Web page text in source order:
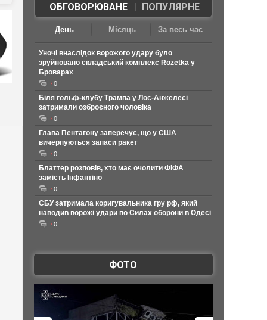
ОБГОВОРЮВАНЕ| ПОПУЛЯРНЕ
День Місяць За весь час
Уночі внаслідок ворожого удару було
зруйновано складський комплекс Rozetka у
Броварах
0
Біля гольф-клубу Трампа у Лос-Анжелесі
затримали озброєного чоловіка
0
Глава Пентагону заперечує, що у США
вичерпуються запаси ракет
0
Блаттер розповів, хто має очолити ФІФА
замість Інфантіно
0
СБУ затримала коригувальника гру рф, який
наводив ворожі удари по Силах оборони в Одесі
0
ФОТО